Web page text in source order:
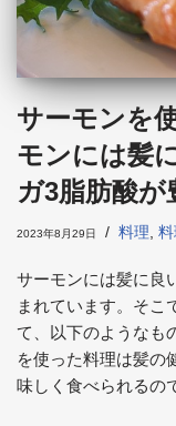
サーモンを
モンには髪
ガ3脂肪酸が
2023年8月29日 料理,
サーモンには髪に良
まれています。そこ
て、以下のようなも
を使った料理は髪の
味しく食べられるの